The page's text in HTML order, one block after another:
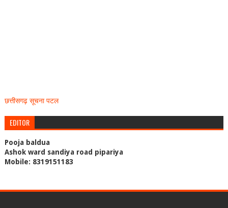
छत्तीसगढ़ सूचना पटल
EDITOR
Pooja baldua
Ashok ward sandiya road pipariya
Mobile: 8319151183